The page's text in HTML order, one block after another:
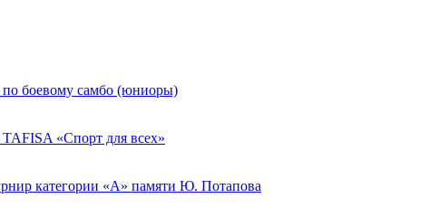
по боевому самбо (юниоры)
«Спорт для всех»
категории «А» памяти Ю. Потапова